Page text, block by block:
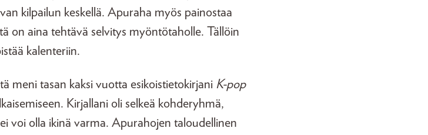
kilpailun keskellä. Apuraha myös painostaa
on aina tehtävä selvitys myöntötaholle. Tällöin
kalenteriin.
meni tasan kaksi vuotta esikoistietokirjani K-pop
Kirjallani oli selkeä kohderyhmä,
voi olla ikinä varma. Apurahojen taloudellinen